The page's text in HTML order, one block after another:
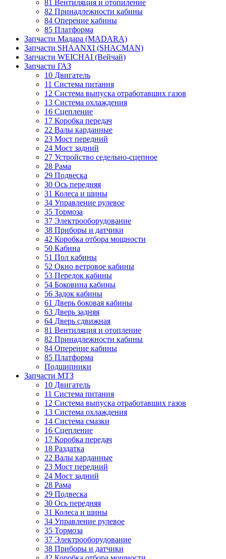
81 Вентиляция и отопиление
82 Принадлежности кабины
84 Оперение кабины
85 Платформа
Запчасти Мадара (MADARA)
Запчасти SHAANXI (SHACMAN)
Запчасти WEICHAI (Вейчай)
Запчасти ГАЗ
10 Двигатель
11 Система питания
12 Система выпуска отработавших газов
13 Система охлаждения
16 Сцепление
17 Коробка передач
22 Валы карданные
23 Мост передний
24 Мост задний
27 Устройство седельно-сцепное
28 Рама
29 Подвеска
30 Ось передняя
31 Колеса и шины
34 Управление рулевое
35 Тормоза
37 Электрооборудование
38 Приборы и датчики
42 Коробка отбора мощности
50 Кабина
51 Пол кабины
52 Окно ветровое кабины
53 Передок кабины
54 Боковина кабины
56 Задок кабины
61 Дверь боковая кабины
63 Дверь задняя
64 Дверь сдвижная
81 Вентиляция и отопление
82 Принадлежности кабины
84 Оперение кабины
85 Платформа
Подшипники
Запчасти МТЗ
10 Двигатель
11 Система питания
12 Система выпуска отработавших газов
13 Система охлаждения
14 Система смазки
16 Сцепление
17 Коробка передач
18 Раздатка
22 Валы карданные
23 Мост передний
24 Мост задний
28 Рама
29 Подвеска
30 Ось передняя
31 Колеса и шины
34 Управление рулевое
35 Тормоза
37 Электрооборудование
38 Приборы и датчики